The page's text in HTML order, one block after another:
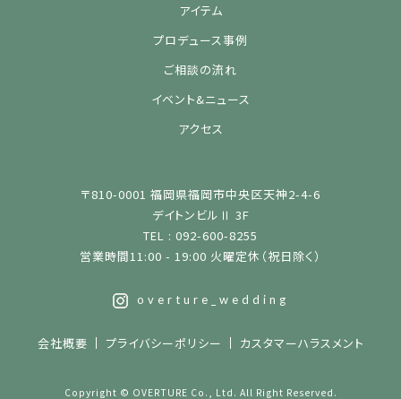
アイテム
プロデュース事例
ご相談の流れ
イベント&ニュース
アクセス
〒810-0001 福岡県福岡市中央区天神2-4-6
デイトンビルⅡ 3F
TEL : 092-600-8255
営業時間11:00 - 19:00 火曜定休（祝日除く）
overture_wedding
会社概要 プライバシーポリシー カスタマーハラスメント
Copyright © OVERTURE Co., Ltd. All Right Reserved.